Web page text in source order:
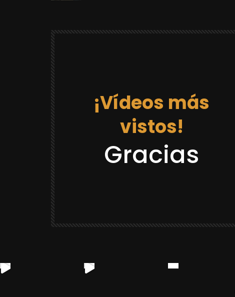
¡Vídeos más
vistos!
Gracias
DRAGON BALL REACCIONES